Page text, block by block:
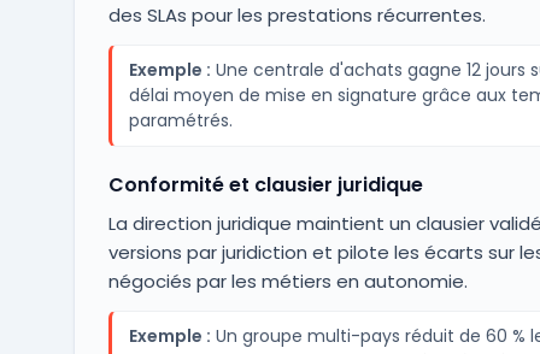
des SLAs pour les prestations récurrentes.
Exemple : Une centrale d'achats gagne 12 jours
délai moyen de mise en signature grâce aux
paramétrés.
Conformité et clausier juridique
La direction juridique maintient un clausier
versions par juridiction et pilote les écarts sur
négociés par les métiers en autonomie.
Exemple : Un groupe multi-pays réduit de 60 %